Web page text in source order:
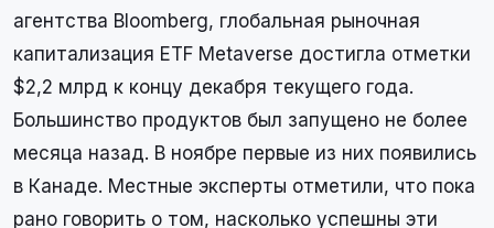
агентства Bloomberg, глобальная рыночная
капитализация ETF Metaverse достигла отметки
$2,2 млрд к концу декабря текущего года.
Большинство продуктов был запущено не более
месяца назад. В ноябре первые из них появились
в Канаде. Местные эксперты отметили, что пока
рано говорить о том, насколько успешны эти